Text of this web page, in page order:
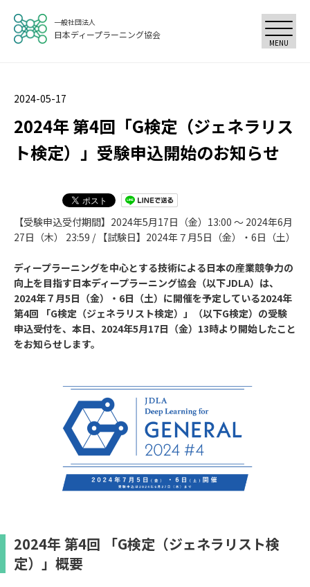
一般社団法人
日本ディープラーニング協会
MENU
2024-05-17
2024年 第4回「G検定（ジェネラリス
ト検定）」受験申込開始のお知らせ
【受験申込受付期間】2024年5月17日（金）13:00 ～ 2024年6月
27日（木） 23:59 / 【試験日】2024年７月5日（金）・6日（土）
ディープラーニングを中心とする技術による日本の産業競争力の
向上を目指す日本ディープラーニング協会（以下JDLA）は、
2024年７月5日（金）・6日（土）に開催を予定している2024年
第4回 「G検定（ジェネラリスト検定）」（以下G検定）の受験
申込受付を、本日、2024年5月17日（金）13時より開始したこと
をお知らせします。
2024年 第4回 「G検定（ジェネラリスト検
定）」概要